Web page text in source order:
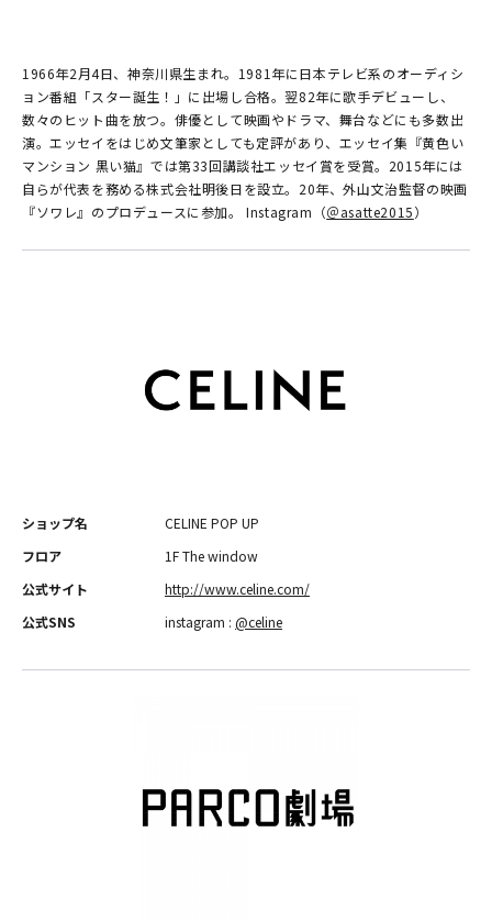
1966年2月4日、神奈川県生まれ。1981年に日本テレビ系のオーディシ
ョン番組「スター誕生！」に出場し合格。翌82年に歌手デビューし、
数々のヒット曲を放つ。俳優として映画やドラマ、舞台などにも多数出
演。エッセイをはじめ文筆家としても定評があり、エッセイ集『黄色い
マンション 黒い猫』では第33回講談社エッセイ賞を受賞。2015年には
自らが代表を務める株式会社明後日を設立。20年、外山文治監督の映画
『ソワレ』のプロデュースに参加。 Instagram（＠asatte2015）
ショップ名
CELINE POP UP
フロア
1F The window
公式サイト
http://www.celine.com/
公式SNS
instagram : @celine